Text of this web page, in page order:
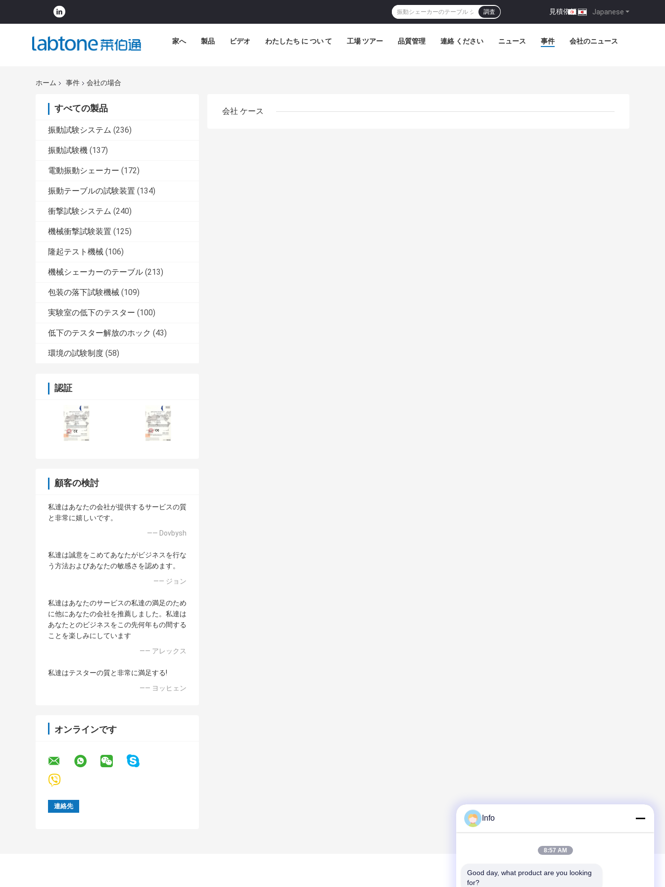
Japanese
見積依頼 |
調査
家へ 製品 ビデオ わたしたち に つい て 工場 ツアー 品質管理 連絡 ください ニュース 事件 会社のニュース
ホーム 事件 会社の場合
すべての製品
振動試験システム (236)
振動試験機 (137)
電動振動シェーカー (172)
振動テーブルの試験装置 (134)
衝撃試験システム (240)
機械衝撃試験装置 (125)
隆起テスト機械 (106)
機械シェーカーのテーブル (213)
包装の落下試験機械 (109)
実験室の低下のテスター (100)
低下のテスター解放のホック (43)
環境の試験制度 (58)
認証
顧客の検討
私達はあなたの会社が提供するサービスの質
と非常に嬉しいです。
—— Dovbysh
私達は誠意をこめてあなたがビジネスを行な
う方法およびあなたの敏感さを認めます。
—— ジョン
私達はあなたのサービスの私達の満足のため
に他にあなたの会社を推薦しました。私達は
あなたとのビジネスをこの先何年もの間する
ことを楽しみにしています
—— アレックス
私達はテスターの質と非常に満足する!
—— ヨッヒェン
オンラインです
会社 ケース
Info
8:57 AM
Good day, what product are you looking
for?